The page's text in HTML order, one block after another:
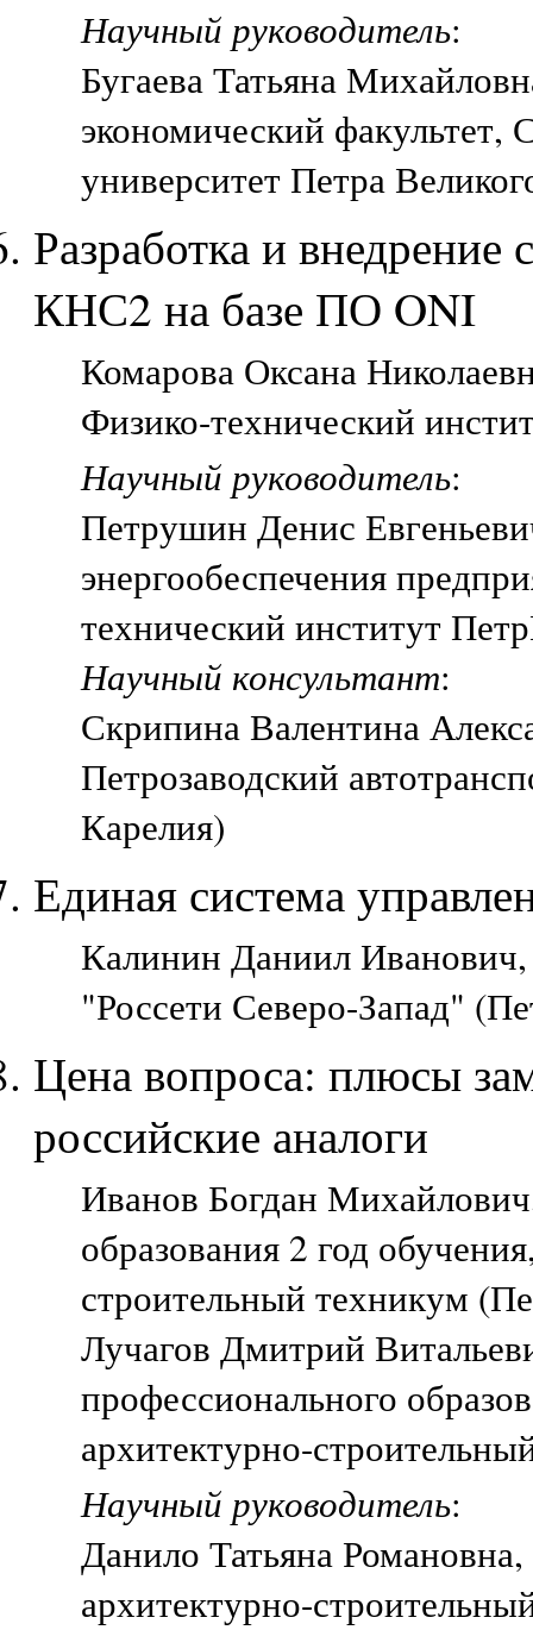
Научный руководитель:
Бугаева Татьяна
экономический факультет,
университет Петра
Разработка и
КНС2 на базе ПО ONI
Комарова Оксана
Физико-технический
Научный руководитель:
Петрушин Денис
энергообеспечения
технический институт
Научный консультант:
Скрипина Валентина
Петрозаводский
Карелия)
Единая система
Калинин Даниил
"Россети Северо-Запад"
Цена вопроса: плюсы
российские аналоги
Иванов Богдан
образования 2 год
строительный техникум
Лучагов Дмитрий
профессионального
архитектурно-
Научный руководитель:
Данило Татьяна
архитектурно-